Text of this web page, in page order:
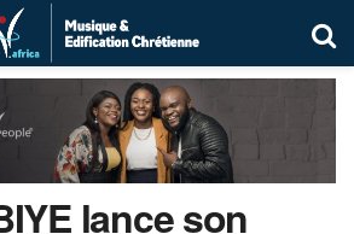
lance son